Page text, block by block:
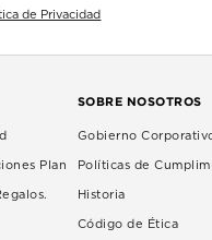
de Privacidad
Plan
SOBRE NOSOTROS
Gobierno
Políticas de
Historia
Código de Ética